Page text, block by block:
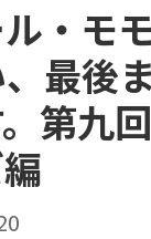
ル・モ
最後
第九